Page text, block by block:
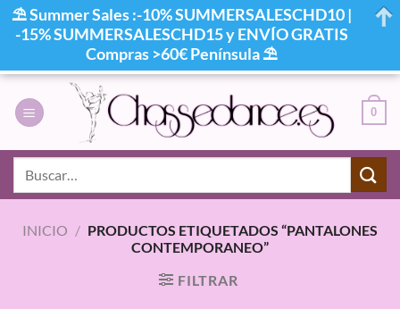
contenido
0
INICIO / PRODUCTOS ETIQUETADOS “PANTALONES
CONTEMPORANEO”
FILTRAR
⛱ Summer Sales :-10% SUMMERSALESCHD10 |
-15% SUMMERSALESCHD15 y ENVÍO GRATIS
Compras >60€ Península ⛱